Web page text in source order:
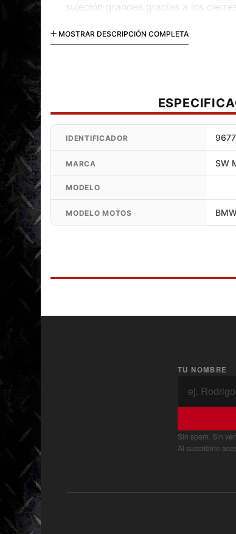
sujeción grandes gracias a los
Superficie de apoyo especialmente
Montaje sencillo con puntos de
Protección eficiente contra la
negro
Material: Aleación de aluminio
Color: Negro
Superficie: Recubierto de polvo
Adaptador para instalar topcase se
Incluye
Material de montaje
MOSTRAR DESCRIPCIÓN COMPLETA
IDENTIFICADOR
MARCA SW
MODELO
MODELO MOTOS
TU NOMBRE
Sin spam. Sin
Al suscribirte